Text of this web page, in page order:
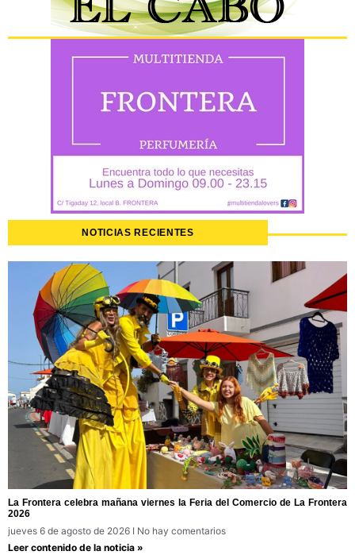
NOTICIAS RECIENTES
La Frontera celebra mañana viernes la Feria del Comercio de La Frontera
2026
jueves 6 de agosto de 2026
No hay comentarios
Leer contenido de la noticia »